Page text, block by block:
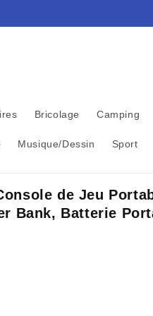
Bricolage Camping
Musique/Dessin Sport
de Jeu
Bank, Batterie